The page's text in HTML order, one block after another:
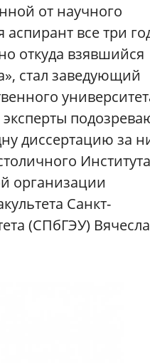
от научного
все три
откуда взявшийся
стал заведующий
диссертацию за
Института
организации
Санкт-
(СПбГЭУ)